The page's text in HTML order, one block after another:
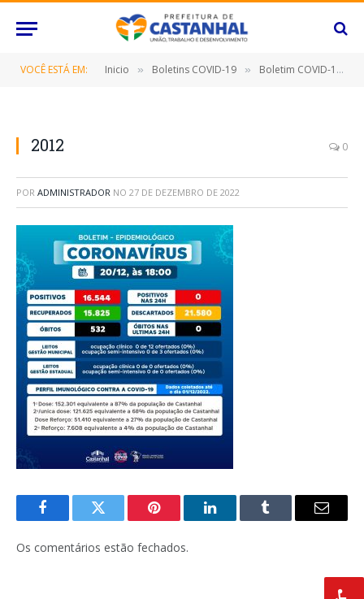
VOCÊ ESTÁ EM: Inicio » Boletins COVID-19 » Boletim COVID-19 (20/12/2022)
2012 0
POR ADMINISTRADOR NO 27 DE DEZEMBRO DE 2022
FacebookTwitter Pinterest O
Tumblr
E-
Os comentários estão fechados.